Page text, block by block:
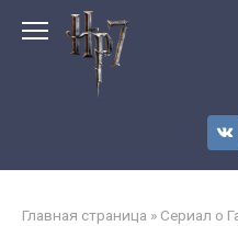
Главная страница » Сериал о